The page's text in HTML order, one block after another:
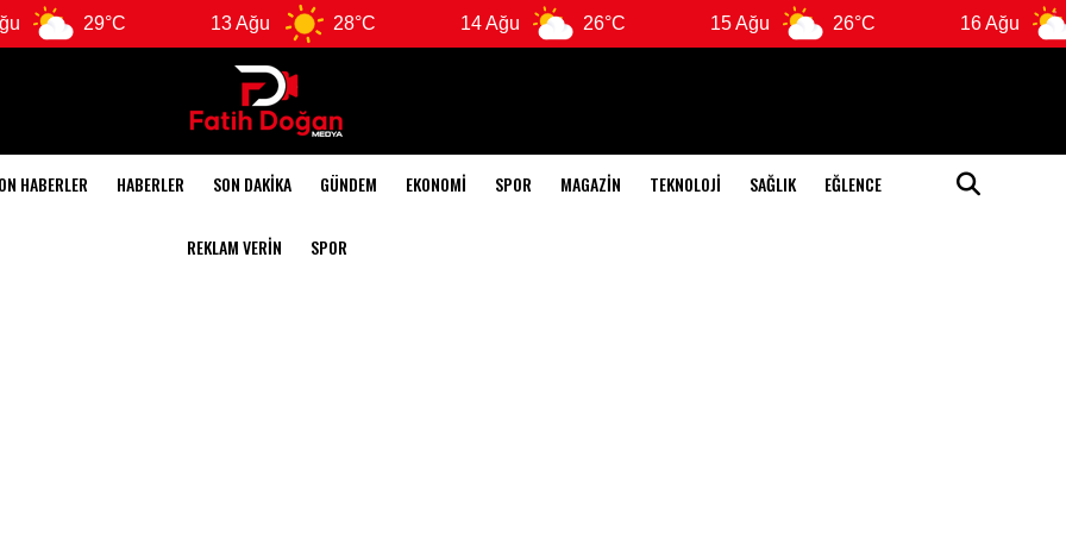
13 Ağu 28°C 14 Ağu 26°C 15 Ağu 26°C 16 Ağu 25°C
HABERLER HABERLER SON DAKIKA GÜNDEM EKONOMI SPOR MAGAZIN TEKNOLOJI SAĞLIK EĞLENCE
REKLAM VERIN SPOR